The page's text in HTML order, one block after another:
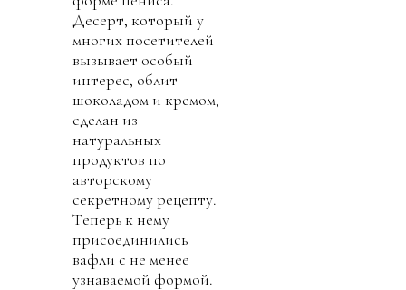
Десерт, который у
многих посетителей
вызывает особый
интерес, облит
шоколадом и кремом,
сделан из
натуральных
продуктов по
авторскому
секретному рецепту.
Теперь к нему
присоединились
вафли с не менее
узнаваемой формой.